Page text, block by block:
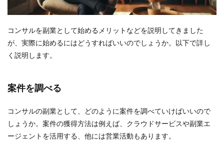
コンサルを副業として始めるメリットなどを説明してきました
が、実際に始めるにはどうすればいいのでしょうか。以下で詳し
く説明します。
案件を調べる
コンサルの副業として、どのように案件を調べていけばいいので
しょうか。案件の獲得方法は例えば、クラウドサービスや副業エ
ージェントを活用する、他には営業活動もあります。